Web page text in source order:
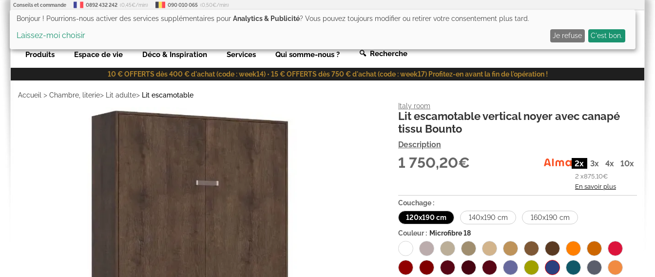
Conseils et commande 0892 432 242 (0,45€/min) 090 010 065 (0,50€/min)
0) Mon panier (0
Produits Espace de vie Déco & Inspiration Services Qui somme-nous ? 🔍 Recherche
10 € OFFERTS dès 400 € d'achat (code : week14) • 15 € OFFERTS dès 750 € d'achat (code : week17) Profitez-en avant la fin de l'opération !
Accueil > Chambre, literie> Lit adulte> Lit escamotable
Italy room
Lit escamotable vertical noyer avec canapé
tissu Bounto
Description
1 750,20€ 2x 3x 4x 10x
2 x875,10€
En savoir plus
Couchage :
120x190 cm
140x190 cm
160x190 cm
Couleur : Microfibre 18
Bonjour ! Pourrions-nous activer des services supplémentaires pour Analytics & Publicité? Vous pouvez toujours modifier ou retirer votre consentement plus tard.
Laissez-moi choisir Je refuse C'est bon.